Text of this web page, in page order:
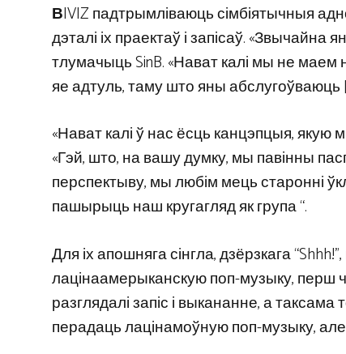
ВIVIZ падтрымліваюць сімбіятычныя
дэталі іх праектаў і запісаў.
тлумачыць SinB. «Нават калі мы не маем
яе адтуль, таму што яны абслугоўваюць
«Нават калі ў нас ёсць канцэпцыя, якую
«Гэй, што, на вашу думку, мы павінны
перспектыву, мы любім мець старонні
пашырыць наш кругагляд як група “.
Для іх апошняга сінгла, дзёрзкага
лацінаамерыканскую поп-музыку, перш
разглядалі запіс і выкананне, а
перадаць лацінамоўную поп-музыку,